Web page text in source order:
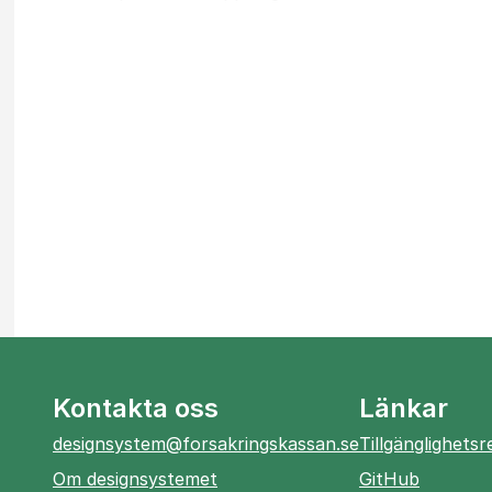
Kontakta oss
designsystem@forsakringskassan.se
Om designsystemet
Länkar
GitHub
öppnas